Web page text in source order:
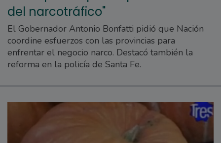
del narcotráfico"
El Gobernador Antonio Bonfatti pidió que Nación
coordine esfuerzos con las provincias para
enfrentar el negocio narco. Destacó también la
reforma en la policía de Santa Fe.